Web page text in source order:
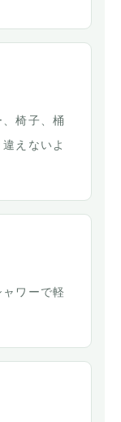
椅子、桶
えないよ
ワーで軽